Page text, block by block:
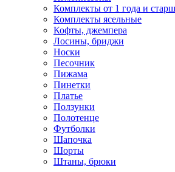
Комплекты от 1 года и
Комплекты ясельные
Кофты, джемпера
Лосины, бриджи
Носки
Песочник
Пижама
Пинетки
Платье
Ползунки
Полотенце
Футболки
Шапочка
Шорты
Штаны, брюки